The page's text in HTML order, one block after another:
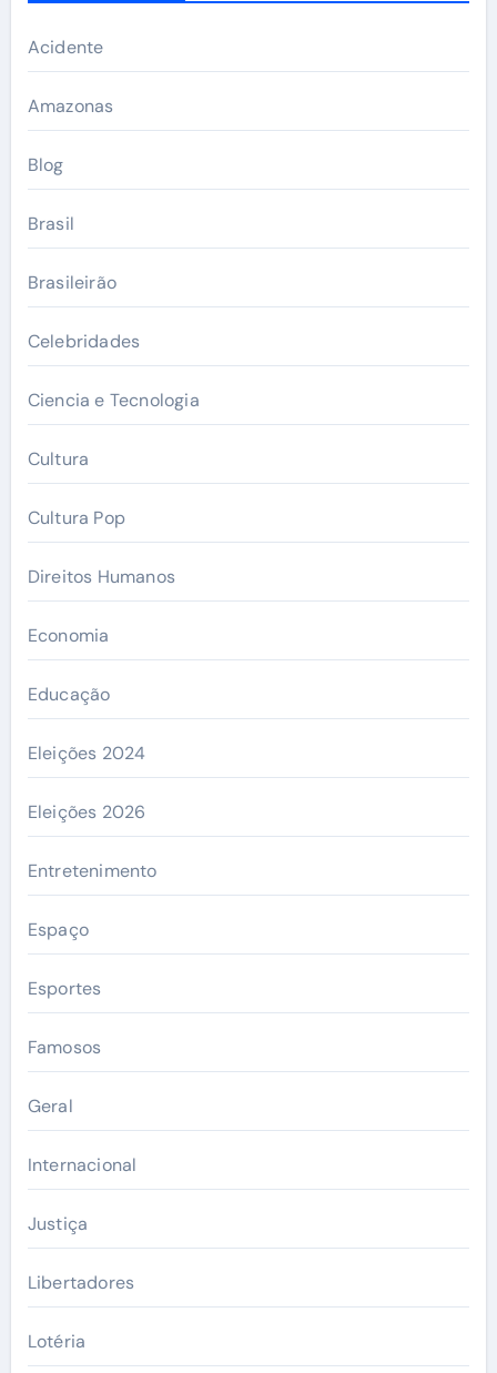
Acidente
Amazonas
Blog
Brasil
Brasileirão
Celebridades
Ciencia e Tecnologia
Cultura
Cultura Pop
Direitos Humanos
Economia
Educação
Eleições 2024
Eleições 2026
Entretenimento
Espaço
Esportes
Famosos
Geral
Internacional
Justiça
Libertadores
Lotéria